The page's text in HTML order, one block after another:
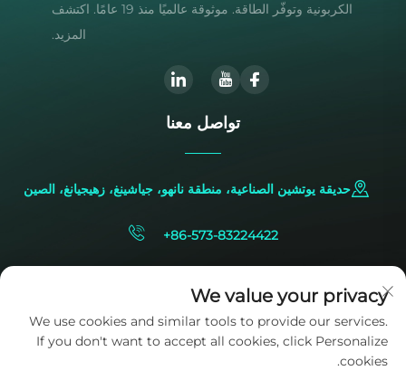
الكربونية وتوفّر الطاقة. موثوقة عالميًا منذ 19 عامًا. اكتشف
المزيد.
تواصل معنا
حديقة يوتشين الصناعية، منطقة نانهو، جياشينغ، زهيجيانغ، الصين
+86-573-83224422
We value your privacy
We use cookies and similar tools to provide our services.
If you don't want to accept all cookies, click Personalize
cookies.